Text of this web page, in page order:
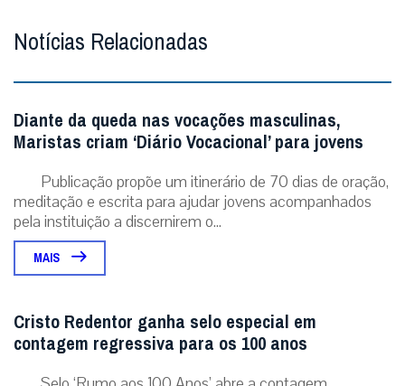
MAIS
contagem regressiva para os 100 anos
regressiva para o centenário do símbolo nacional,
celebrado em outubro de 2031. Rio de Janeiro (31/07/...
MAIS
ÚLTIMAS NOTÍCIAS